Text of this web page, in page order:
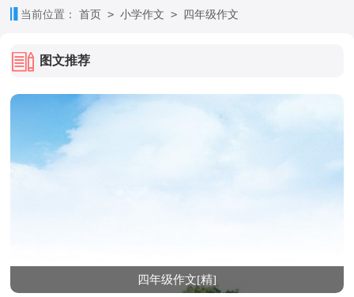
当前位置： 首页 > 小学作文 > 四年级作文
图文推荐
四年级作文[精]